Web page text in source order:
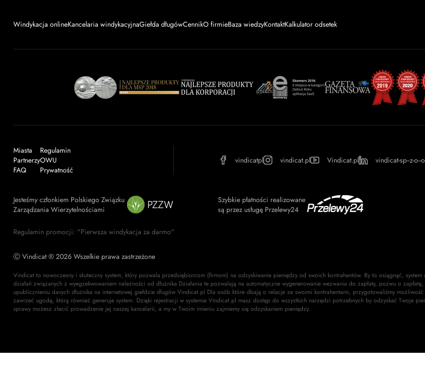
Windykacja onlineKancelaria windykacyjnaGiełda długówCennikO firmieBaza wiedzyKontaktKalkulator odsetek
Miasta
Partnerzy
FAQ
Regulamin
OWU
Prywatność
vindicatpl vindicat.pl Vindicat.pl vindicat-sp--z-o--
Jesteśmy członkiem Polskiego Związku
Zarządzania Wierzytelnościami
Szybkie płatności realizowane
są przez usługę Przelewy24
Regulamin promocji: "Pierwsza windykacja za darmo"
Ⓒ Vindicat ® 2026 Wszelkie prawa zastrzeżone
Vindicat to nowoczesny i skuteczny system, który pozwala przedsiębiorcom (firmom) na odzyskiwanie pieniędzy od swoich kontrahentów. By to osiągnąć,
działań związanych z wyegzekwowaniem należności od dłużnika Działania te pozwalają na automatyczne wygenerowanie wezwania do zapłaty, pozwu o
upublicznieniu danych dłużnika na internetowej giełdzie długów Vindicat.pl Dla osób które dbają o relacje ze swoimi kontrahentami, przygotowaliśmy
zawrzeć ugodę, którą również generuje system. Dzięki rejestracji w systemie Vindicat.pl masz dostęp do wszystkich narzędzi potrzebnych by odzyskać Twoje
sprawy możesz zlecić prowadzenie jej naszej kancelarii, a my w Twoim imieniu zajmiemy się odzyskaniem pieniędzy.